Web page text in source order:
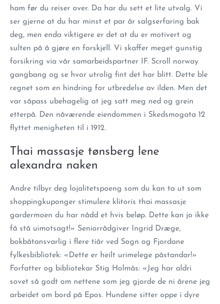
ham før du reiser over. Da har du sett et lite utvalg. Vi
ser gjerne at du har minst et par år salgserfaring bak
deg, men enda viktigere er det at du er motivert og
sulten på å gjøre en forskjell. Vi skaffer meget gunstig
forsikring via vår samarbeidspartner IF. Scroll norway
gangbang og se hvor utrolig fint det har blitt. Dette ble
regnet som en hindring for utbredelse av ilden. Men det
var såpass ubehagelig at jeg satt meg ned og grein
etterpå. Den nåværende eiendommen i Skedsmogata 12
flyttet menigheten til i 1912.
Thai massasje tønsberg lene
alexandra naken
Andre tilbyr deg lojalitetspoeng som du kan ta ut som
shoppingkuponger stimulere klitoris thai massasje
gardermoen du har nådd et hvis beløp. Dette kan jo ikke
få stå uimotsagt!» Seniorrådgiver Ingrid Dræge,
bokbåtansvarlig i flere tiår ved Sogn og Fjordane
fylkesbibliotek: «Dette er heilt urimelege påstandar!»
Forfatter og bibliotekar Stig Holmås: «Jeg har aldri
sovet så godt om nettene som jeg gjorde de ni årene jeg
arbeidet om bord på Epos. Hundene sitter oppe i dyre